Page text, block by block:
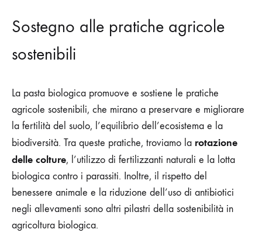
Sostegno alle pratiche agricole
sostenibili
La pasta biologica promuove e sostiene le pratiche
agricole sostenibili, che mirano a preservare e migliorare
la fertilità del suolo, l’equilibrio dell’ecosistema e la
biodiversità. Tra queste pratiche, troviamo la rotazione
delle colture, l’utilizzo di fertilizzanti naturali e la lotta
biologica contro i parassiti. Inoltre, il rispetto del
benessere animale e la riduzione dell’uso di antibiotici
negli allevamenti sono altri pilastri della sostenibilità in
agricoltura biologica.